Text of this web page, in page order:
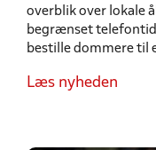
overblik over lokale
begrænset telefontid
bestille dommere til
Læs nyheden